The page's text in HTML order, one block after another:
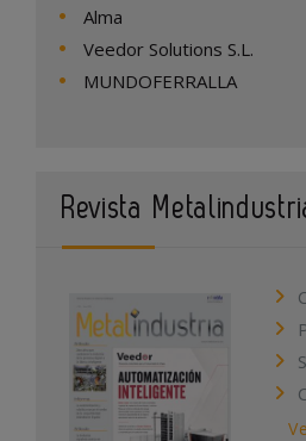
Alma
Veedor Solutions S.L.
MUNDOFERRALLA
Revista